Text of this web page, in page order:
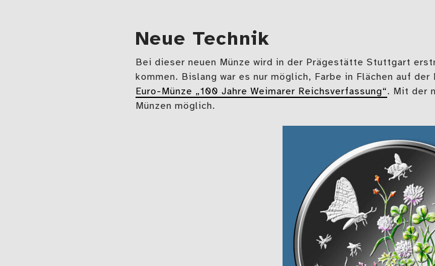
Neue Technik
Bei dieser neuen Münze wird in der Prägestätte Stuttgart
kommen. Bislang war es nur möglich, Farbe in Flächen auf der
Euro-Münze „100 Jahre Weimarer Reichsverfassung“. Mit der
Münzen möglich.